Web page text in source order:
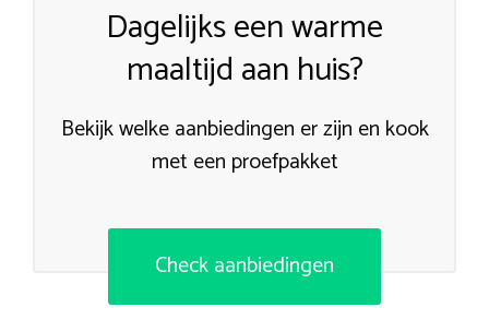
Dagelijks een warme
maaltijd aan huis?
Bekijk welke aanbiedingen er zijn en kook
met een proefpakket
Check aanbiedingen